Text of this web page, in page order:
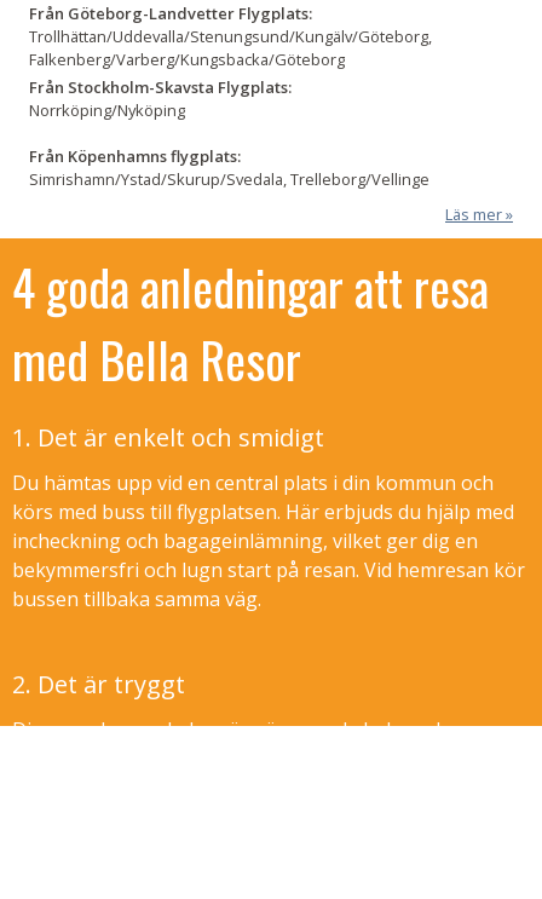
Från Göteborg-Landvetter Flygplats:
Trollhättan/Uddevalla/Stenungsund/Kungälv/Göteborg,
Falkenberg/Varberg/Kungsbacka/Göteborg
Från Stockholm-Skavsta Flygplats:
Norrköping/Nyköping
Från Köpenhamns flygplats:
Simrishamn/Ystad/Skurup/Svedala, Trelleborg/Vellinge
Läs mer
4 goda anledningar att resa
med Bella Resor
1. Det är enkelt och smidigt
Du hämtas upp vid en central plats i din kommun och
körs med buss till flygplatsen. Här erbjuds du hjälp med
incheckning och bagageinlämning, vilket ger dig en
bekymmersfri och lugn start på resan. Vid hemresan kör
bussen tillbaka samma väg.
2. Det är tryggt
Din svenska reseledare är närvarande hela veckan.